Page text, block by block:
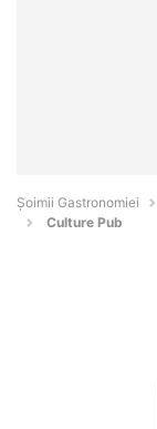
Șoimii Gastronomiei
Culture Pub